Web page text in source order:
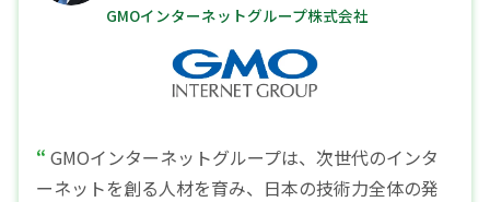
GMOインターネットグループ株式会社
GMOインターネットグループは、次世代のインタ
ーネットを創る人材を育み、日本の技術力全体の発